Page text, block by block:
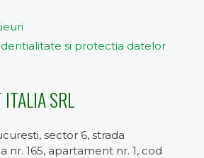
si protectia datelor
ITALIA SRL
sector 6, strada
nr. 165, apartament nr. 1, cod